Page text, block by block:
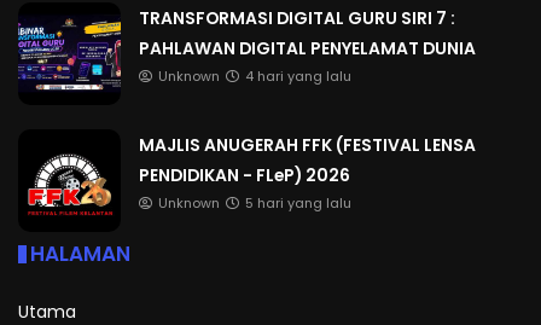
TRANSFORMASI DIGITAL GURU SIRI 7 :
PAHLAWAN DIGITAL PENYELAMAT DUNIA
Unknown 4 hari yang lalu
MAJLIS ANUGERAH FFK (FESTIVAL LENSA
PENDIDIKAN - FLeP) 2026
Unknown 5 hari yang lalu
HALAMAN
Utama